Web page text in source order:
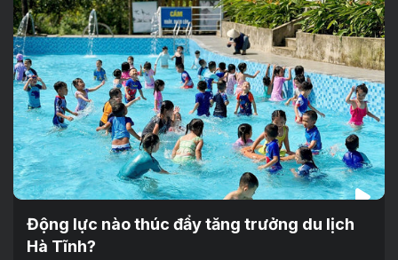
Động lực nào thúc đẩy tăng trưởng du lịch
Hà Tĩnh?